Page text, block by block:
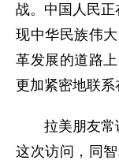
战。中国人民正
现中华民族伟
革发展的道路
更加紧密地联系
拉美朋友常说
这次访问，同